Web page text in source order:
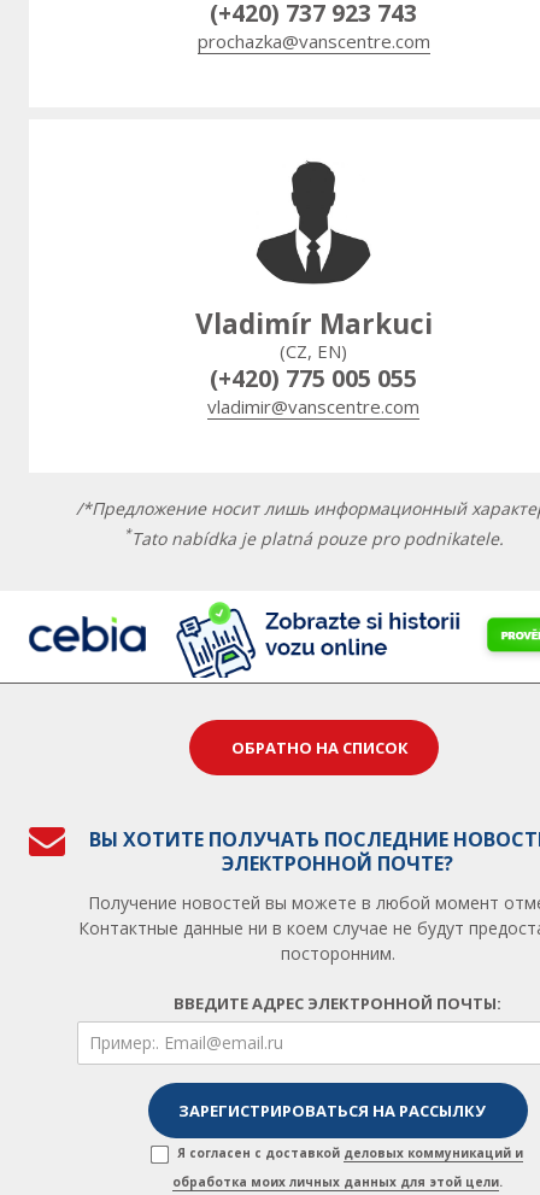
(+420) 737 923 743
prochazka@vanscentre.com
Vladimír Markuci
(CZ, EN)
(+420) 775 005 055
vladimir@vanscentre.com
/*Предложение носит лишь информационный
*Tato nabídka je platná pouze pro podnikatele.
ОБРАТНО НА СПИСОК
ВЫ ХОТИТЕ ПОЛУЧАТЬ ПОСЛЕДНИЕ
ЭЛЕКТРОННОЙ ПОЧТЕ?
Получение новостей вы можете в любой момент
Контактные данные ни в коем случае не будут
посторонним.
ВВЕДИТЕ АДРЕС ЭЛЕКТРОННОЙ ПОЧТЫ:
Я согласен с доставкой деловых коммуникаций и
обработка моих личных данных для этой цели.